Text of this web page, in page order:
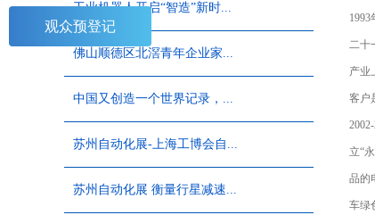
二十
产业
客户
立“
品的
车绿
工业机器人开启“智造”新时...
佛山顺德区北滘青年企业家...
中国又创造一个世界记录，...
苏州自动化展-上海工博会自...
苏州自动化展 衡量行星减速...
观众预登记